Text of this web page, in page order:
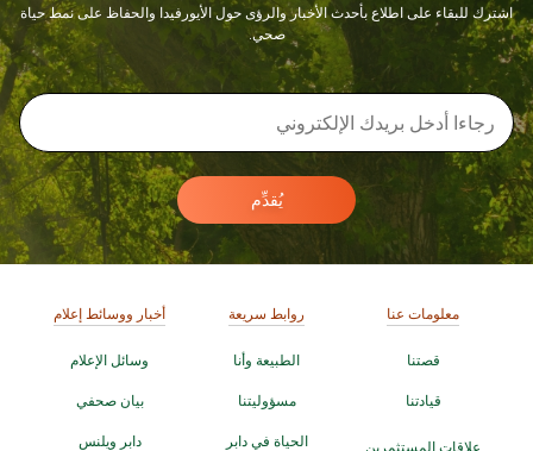
اشترك للبقاء على اطلاع بأحدث الأخبار والرؤى حول الأيورفيدا والحفاظ على نمط حياة
صحي.
يُقدِّم
معلومات عنا
قصتنا
قيادتنا
روابط سريعة
الطبيعة وأنا
مسؤوليتنا
الحياة في دابر
أخبار ووسائط إعلام
وسائل الإعلام
بيان صحفي
دابر ويلنس